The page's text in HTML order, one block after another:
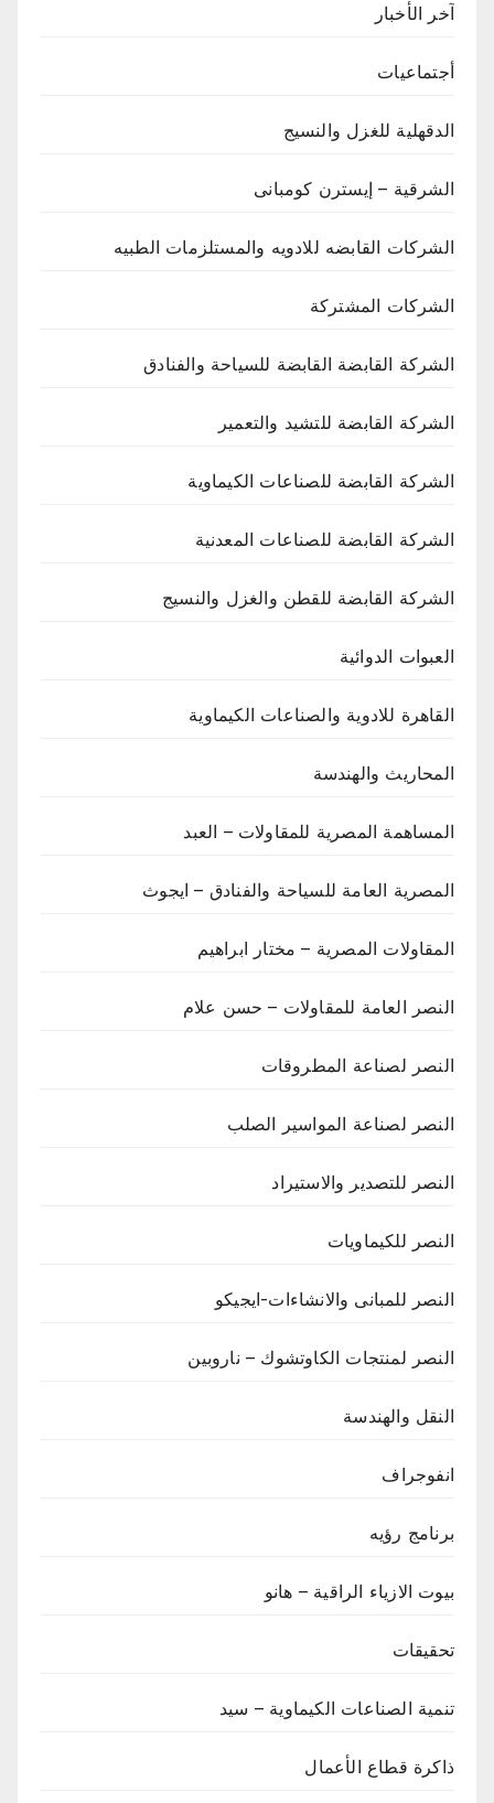
آخر الأخبار
أجتماعيات
الدقهلية للغزل والنسيج
الشرقية – إيسترن كومبانى
الشركات القابضه للادويه والمستلزمات الطبيه
الشركات المشتركة
الشركة القابضة القابضة للسياحة والفنادق
الشركة القابضة للتشيد والتعمير
الشركة القابضة للصناعات الكيماوية
الشركة القابضة للصناعات المعدنية
الشركة القابضة للقطن والغزل والنسيج
العبوات الدوائية
القاهرة للادوية والصناعات الكيماوية
المحاريث والهندسة
المساهمة المصرية للمقاولات – العبد
المصرية العامة للسياحة والفنادق – ايجوث
المقاولات المصرية – مختار ابراهيم
النصر العامة للمقاولات – حسن علام
النصر لصناعة المطروقات
النصر لصناعة المواسير الصلب
النصر للتصدير والاستيراد
النصر للكيماويات
النصر للمبانى والانشاءات-ايجيكو
النصر لمنتجات الكاوتشوك – ناروبين
النقل والهندسة
انفوجراف
برنامج رؤيه
بيوت الازياء الراقية – هانو
تحقيقات
تنمية الصناعات الكيماوية – سيد
ذاكرة قطاع الأعمال